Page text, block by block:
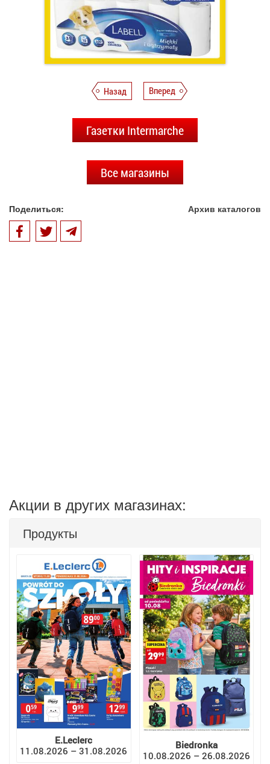
Назад Вперед
Газетки Intermarche
Все магазины
Поделиться: Архив каталогов
Акции в других магазинах:
Продукты
E.Leclerc
11.08.2026 – 31.08.2026
Biedronka
10.08.2026 – 26.08.2026